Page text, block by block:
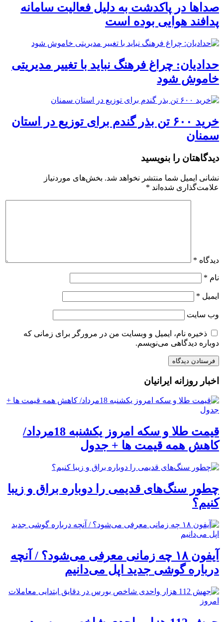
صداها در پاکدشت به دلیل فعالیت سامانه
پدافند هوایی بوده است
حدادیان: چراغ فرهنگ نباید با تغییر مدیریتی
خاموش شود
خرید ۶۰۰ تن بذر گندم برای توزیع در استان
سمنان
دیدگاهتان را بنویسید
نشانی ایمیل شما منتشر نخواهد شد. بخش‌های موردنیاز
علامت‌گذاری شده‌اند *
دیدگاه *
نام *
ایمیل *
وب‌ سایت
ذخیره نام، ایمیل و وبسایت من در مرورگر برای زمانی که
دوباره دیدگاهی می‌نویسم.
اخبار روزانه ایرانیان
قیمت طلا و سکه امروز یکشنبه 18مرداد/
کاهش همه قیمت ها + جدول
چطور سنگ‌های قدیمی را دوباره براق و زیبا
کنیم؟
آیفون ۱۸ چه زمانی معرفی می‌شود؟ / آنچه
درباره گوشی جدید اپل می‌دانیم